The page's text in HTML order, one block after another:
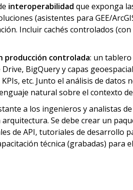
interoperabilidad que exponga
(asistentes para GEE/
Incluir cachés controlados
producción controlada: un
BigQuery y capas
etc. Junto el análisis de
natural sobre el contexto
a los ingenieros y analistas
Se debe crear un
de API, tutoriales de desarrollo
técnica (grabadas) para